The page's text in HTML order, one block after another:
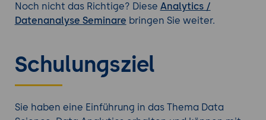
Noch nicht das Richtige? Diese Analytics /
Datenanalyse Seminare bringen Sie weiter.
Schulungsziel
Sie haben eine Einführung in das Thema Data